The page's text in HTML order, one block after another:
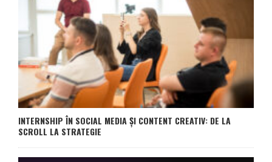
INTERNSHIP ÎN SOCIAL MEDIA ȘI CONTENT CREATIV: DE LA
SCROLL LA STRATEGIE